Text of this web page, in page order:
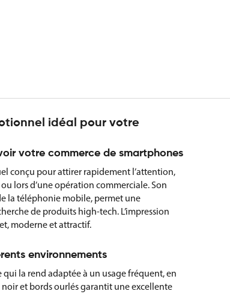
idéal pour votre
votre commerce de smartphones
conçu pour attirer rapidement l’attention,
lors d’une opération commerciale. Son
la téléphonie mobile, permet une
de produits high-tech. L’impression
moderne et attractif.
environnements
la rend adaptée à un usage fréquent, en
et bords ourlés garantit une excellente